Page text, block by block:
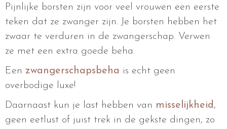
Pijnlijke borsten zijn voor veel vrouwen een eerste
teken dat ze zwanger zijn. Je borsten hebben het
zwaar te verduren in de zwangerschap. Verwen
ze met een extra goede beha.
Een zwangerschapsbeha is echt geen
overbodige luxe!
Daarnaast kun je last hebben van misselijkheid,
geen eetlust of juist trek in de gekste dingen, zo